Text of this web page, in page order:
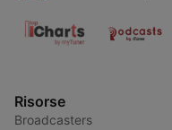
Risorse
Broadcasters